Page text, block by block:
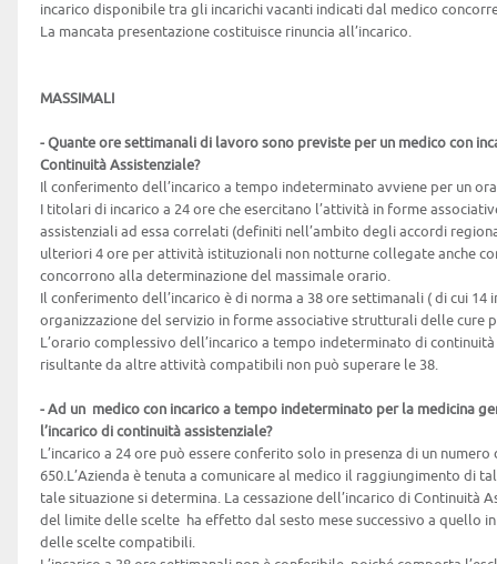
incarico disponibile tra gli incarichi vacanti indicati dal medico
La mancata presentazione costituisce rinuncia all’incarico.
MASSIMALI
- Quante ore settimanali di lavoro sono previste per un medico con
Continuità Assistenziale?
Il conferimento dell’incarico a tempo indeterminato avviene per un
I titolari di incarico a 24 ore che esercitano l’attività in forme
assistenziali ad essa correlati (definiti nell’ambito degli accordi
ulteriori 4 ore per attività istituzionali non notturne collegate anche
concorrono alla determinazione del massimale orario.
Il conferimento dell’incarico è di norma a 38 ore settimanali ( di cui
organizzazione del servizio in forme associative strutturali delle cure
L’orario complessivo dell’incarico a tempo indeterminato di
risultante da altre attività compatibili non può superare le 38.
- Ad un medico con incarico a tempo indeterminato per la medicina
l’incarico di continuità assistenziale?
L’incarico a 24 ore può essere conferito solo in presenza di un
650.L’Azienda è tenuta a comunicare al medico il raggiungimento di
tale situazione si determina. La cessazione dell’incarico di Continuità
del limite delle scelte ha effetto dal sesto mese successivo a quello
delle scelte compatibili.